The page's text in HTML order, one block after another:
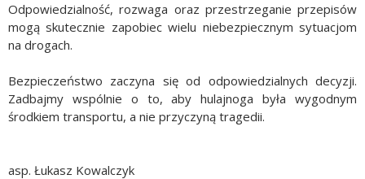
Odpowiedzialność, rozwaga oraz przestrzeganie przepisów
mogą skutecznie zapobiec wielu niebezpiecznym sytuacjom
na drogach.
Bezpieczeństwo zaczyna się od odpowiedzialnych decyzji.
Zadbajmy wspólnie o to, aby hulajnoga była wygodnym
środkiem transportu, a nie przyczyną tragedii.
asp. Łukasz Kowalczyk